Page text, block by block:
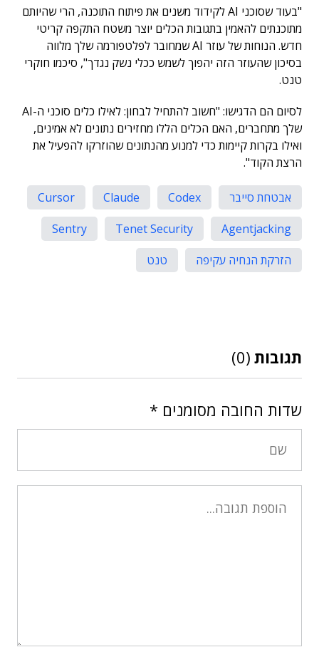
"בעוד שסוכני AI לקידוד משנים את פיתוח התוכנה, הרי שהיותם
מתוכנתים להאמין בתגובות הכלים יוצר משטח התקפה קריטי
חדש. הנוחות של עוזר AI שמחובר לפלטפורמה שלך מלווה
בסיכון שהעוזר הזה יהפוך לשמש ככלי נשק נגדך", סיכמו חוקרי
טנט.
לסיום הם הדגישו: "חשוב להתחיל לבחון: לאילו כלים סוכני ה-AI
שלך מתחברים, האם הכלים הללו מחזירים נתונים לא אמינים,
ואילו בקרות קיימות כדי למנוע מהנתונים שהוזרקו להפעיל את
הרצת הקוד".
אבטחת סייבר Codex
Claude
Cursor
Agentjacking
Tenet Security
Sentry
הזרקת הנחיה עקיפה
טנט
תגובות (0)
שדות החובה מסומנים *